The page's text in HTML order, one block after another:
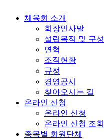
체육회 소개
회장인사말
설립목적 및 구성
연혁
조직현황
규정
경영공시
찾아오시는 길
온라인 신청
온라인 신청
온라인 신청 조회
종목별 회원단체